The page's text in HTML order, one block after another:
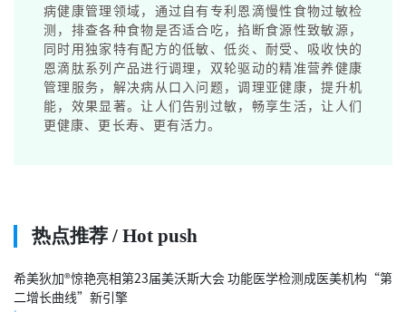
病健康管理领域，通过自有专利恩滴慢性食物过敏检
测，排查各种食物是否适合吃，掐断食源性致敏源，
同时用独家特有配方的低敏、低炎、耐受、吸收快的
恩滴肽系列产品进行调理，双轮驱动的精准营养健康
管理服务，解决病从口入问题，调理亚健康，提升机
能，效果显著。让人们告别过敏，畅享生活，让人们
更健康、更长寿、更有活力。
热点推荐 / Hot push
希美狄加®惊艳亮相第23届美沃斯大会 功能医学检测成医美机构“第
二增长曲线”新引擎